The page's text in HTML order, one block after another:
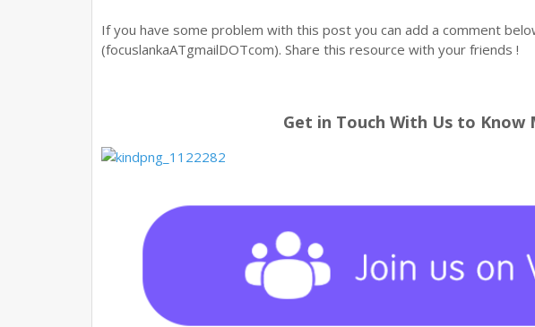
If you have some problem with this post you can add a comment
(focuslankaATgmailDOTcom). Share this resource with your friends !
Get in Touch With Us to Know